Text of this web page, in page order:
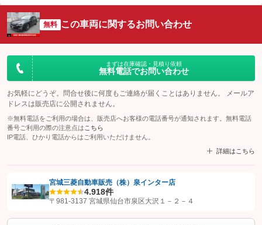
無料 この車両に関するお問い合わせ
まずは在庫確認・見積り依頼
無料電話でお問い合わせ
お気軽にどうぞ。問合せ後に何度もご連絡が届くことはありません。 メールア
ドレスは販売店に公開されません。
※無料電話をご利用の場合は、販売店へお客様の電話番号が通知されます。無料電話
番号ご利用の際の注意点は こちら
IP電話、ひかり電話からはご利用いただけません。
詳細はこちら
【STEP1】認証画面でグーネットを友だち追加してから「許可する」ボタンを押
宮城三菱自動車販売（株）泉インター店
4.918件
〒981-3137 宮城県仙台市泉区大沢１－２－４